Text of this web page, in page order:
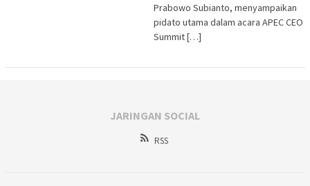
Prabowo Subianto, menyampaikan
pidato utama dalam acara APEC CEO
Summit […]
JARINGAN SOCIAL
RSS